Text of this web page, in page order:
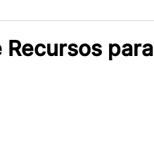
para